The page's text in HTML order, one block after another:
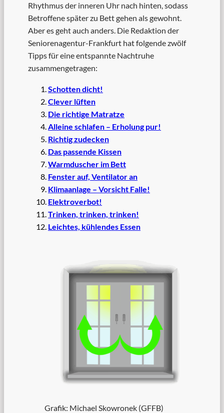
Rhythmus der inneren Uhr nach hinten, sodass
Betroffene später zu Bett gehen als gewohnt.
Aber es geht auch anders. Die Redaktion der
Seniorenagentur-Frankfurt hat folgende zwölf
Tipps für eine entspannte Nachtruhe
zusammengetragen:
Schotten dicht!
Clever lüften
Die richtige Matratze
Alleine schlafen – Erholung pur!
Richtig zudecken
Das passende Kissen
Warmduscher im Bett
Fenster auf, Ventilator an
Klimaanlage – Vorsicht Falle!
Elektroverbot!
Trinken, trinken, trinken!
Leichtes, kühlendes Essen
Grafik: Michael Skowronek (GFFB)